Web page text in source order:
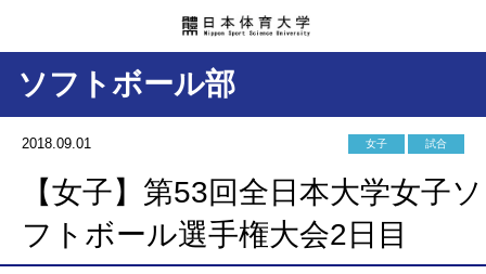
ソフトボール部
2018.09.01 女子 試合
【女子】第53回全日本大学女子ソ
フトボール選手権大会2日目